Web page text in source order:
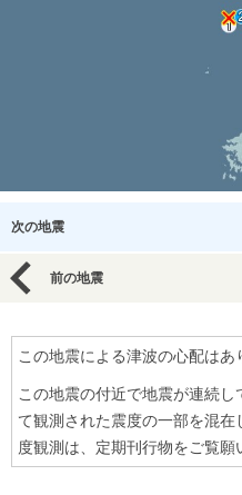
次の地震
前の地震
この地震による津波の心配はあ
この地震の付近で地震が連続
て観測された震度の一部を混
度観測は、定期刊行物をご覧願